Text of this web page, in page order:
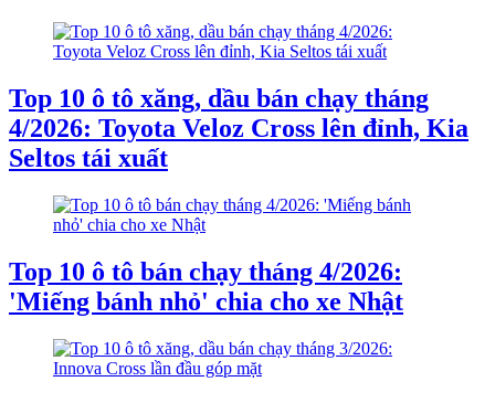
Top 10 ô tô xăng, dầu bán chạy tháng
4/2026: Toyota Veloz Cross lên đỉnh, Kia
Seltos tái xuất
Top 10 ô tô bán chạy tháng 4/2026:
'Miếng bánh nhỏ' chia cho xe Nhật